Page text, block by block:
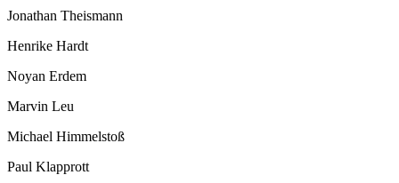
Jonathan Theismann
Henrike Hardt
Noyan Erdem
Marvin Leu
Michael Himmelstoß
Paul Klapprott